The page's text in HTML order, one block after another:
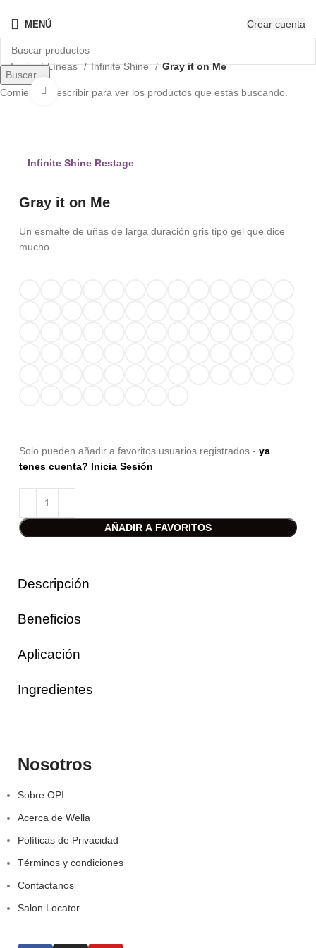
MENÚ Crear cuenta
Inicio Líneas Infinite Shine Gray it on Me
Clic para ampliar
Infinite Shine Restage
Gray it on Me
Un esmalte de uñas de larga duración gris tipo gel que dice
mucho.
Solo pueden añadir a favoritos usuarios registrados - ya
tenes cuenta? Inicia Sesión
AÑADIR A FAVORITOS
Descripción
Beneficios
Aplicación
Ingredientes
Nosotros
Sobre OPI
Acerca de Wella
Políticas de Privacidad
Términos y condiciones
Contactanos
Salon Locator
Buscar...
Comienza a escribir para ver los productos que estás buscando.